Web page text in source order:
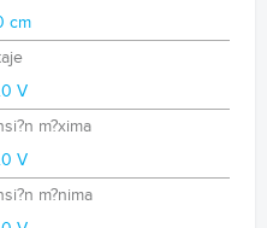
cm
V
m?xima
V
m?nima